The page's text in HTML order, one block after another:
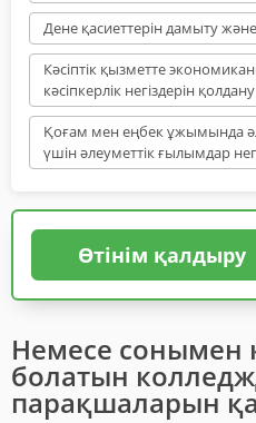
Дене қасиеттерін дамыту және
Кәсіптік қызметте
кәсіпкерлік негіздерін қолдану
Қоғам мен еңбек ұжымында
үшін әлеуметтік ғылымдар
Өтінім қалдыру
Немесе сонымен
болатын
парақшаларын